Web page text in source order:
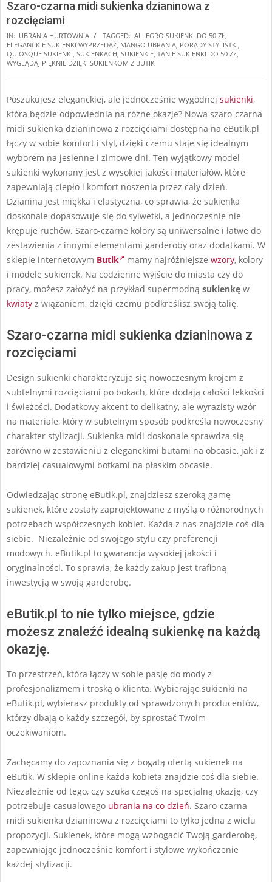
Szaro-czarna midi sukienka dzianinowa z
rozcięciami
IN: UBRANIA HURTOWNIA TAGGED: ALLEGRO SUKIENKI DO 50 ZŁ
ELEGANCKIE SUKIENKI WYPRZEDAŻ MANGO UBRANIA PORADY STYLISTKI
QUIOSQUE SUKIENKI SUKIENKACH SUKIENKIE TANIE SUKIENKI DO 50 ZŁ
WYGLĄDAJ PIĘKNIE DZIĘKI SUKIENKOM Z BUTIK
Poszukujesz eleganckiej, ale jednocześnie wygodnej sukienki,
która będzie odpowiednia na różne okazje? Nowa szaro-czarna
midi sukienka dzianinowa z rozcięciami dostępna na eButik.pl
łączy w sobie komfort i styl, dzięki czemu staje się idealnym
wyborem na jesienne i zimowe dni. Ten wyjątkowy model
sukienki wykonany jest z wysokiej jakości materiałów, które
zapewniają ciepło i komfort noszenia przez cały dzień.
Dzianina jest miękka i elastyczna, co sprawia, że sukienka
doskonale dopasowuje się do sylwetki, a jednocześnie nie
krępuje ruchów. Szaro-czarne kolory są uniwersalne i łatwe do
zestawienia z innymi elementami garderoby oraz dodatkami. W
sklepie internetowym Butik mamy najróżniejsze wzory, kolory
i modele sukienek. Na codzienne wyjście do miasta czy do
pracy, możesz założyć na przykład supermodną sukienkę w
kwiaty z wiązaniem, dzięki czemu podkreślisz swoją talię.
Szaro-czarna midi sukienka dzianinowa z
rozcięciami
Design sukienki charakteryzuje się nowoczesnym krojem z
subtelnymi rozcięciami po bokach, które dodają całości lekkości
i świeżości. Dodatkowy akcent to delikatny, ale wyrazisty wzór
na materiale, który w subtelnym sposób podkreśla nowoczesny
charakter stylizacji. Sukienka midi doskonale sprawdza się
zarówno w zestawieniu z eleganckimi butami na obcasie, jak i z
bardziej casualowymi botkami na płaskim obcasie.
Odwiedzając stronę eButik.pl, znajdziesz szeroką gamę
sukienek, które zostały zaprojektowane z myślą o różnorodnych
potrzebach współczesnych kobiet. Każda z nas znajdzie coś dla
siebie. Niezależnie od swojego stylu czy preferencji
modowych. eButik.pl to gwarancja wysokiej jakości i
oryginalności. To sprawia, że każdy zakup jest trafioną
inwestycją w swoją garderobę.
eButik.pl to nie tylko miejsce, gdzie
możesz znaleźć idealną sukienkę na każdą
okazję.
To przestrzeń, która łączy w sobie pasję do mody z
profesjonalizmem i troską o klienta. Wybierając sukienki na
eButik.pl, wybierasz produkty od sprawdzonych producentów,
którzy dbają o każdy szczegół, by sprostać Twoim
oczekiwaniom.
Zachęcamy do zapoznania się z bogatą ofertą sukienek na
eButik. W sklepie online każda kobieta znajdzie coś dla siebie.
Niezależnie od tego, czy szuka czegoś na specjalną okazję, czy
potrzebuje casualowego ubrania na co dzień. Szaro-czarna
midi sukienka dzianinowa z rozcięciami to tylko jedna z wielu
propozycji. Sukienek, które mogą wzbogacić Twoją garderobę,
zapewniając jednocześnie komfort i stylowe wykończenie
każdej stylizacji.